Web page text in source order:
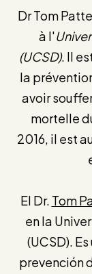
Dr Tom
à l'
(UCSD). Il
la
avoir
mortelle
2016, il est
El Dr. Tom
en la
(UCSD).
prevención